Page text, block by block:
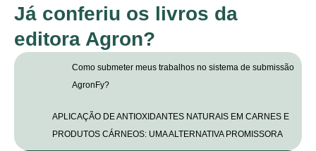
Já conferiu os livros da
editora Agron?
Como submeter meus trabalhos no sistema de submissão
AgronFy?
APLICAÇÃO DE ANTIOXIDANTES NATURAIS EM CARNES E
PRODUTOS CÁRNEOS: UMA ALTERNATIVA PROMISSORA